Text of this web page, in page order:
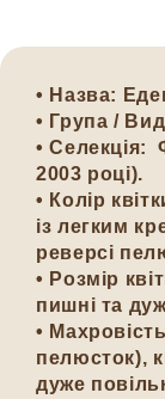
• Назва:
• Група /
• Селекція:
2003 році).
• Колір
із легким
реверсі
• Розмір
пишні та
•
пелюсток),
дуже